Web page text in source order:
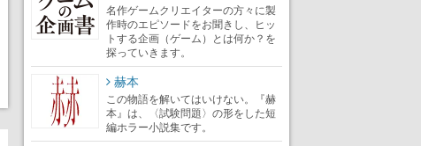
名作ゲームクリエイターの方々に製
作時のエピソードをお聞きし、ヒッ
トする企画（ゲーム）とは何か？を
探っていきます。
赫本
この物語を解いてはいけない。『赫
本』は、〈試験問題〉の形をした短
編ホラー小説集です。